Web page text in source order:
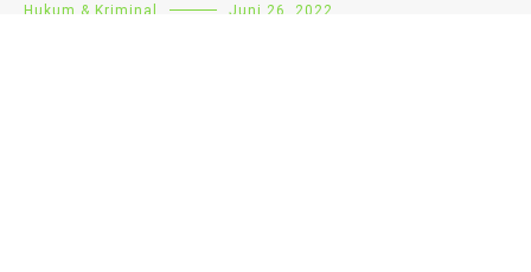
Hukum & Kriminal Juni 26, 2022